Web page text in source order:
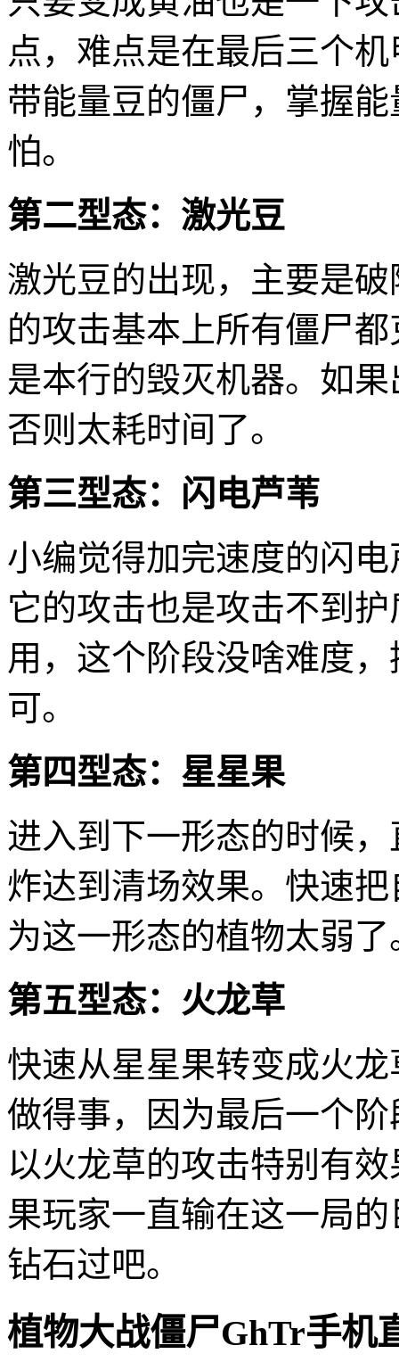
点，难点是在最后三个
带能量豆的僵尸，掌握
怕。
第二型态：激光豆
激光豆的出现，主要是
的攻击基本上所有僵尸
是本行的毁灭机器。如
否则太耗时间了。
第三型态：闪电芦苇
小编觉得加完速度的闪
它的攻击也是攻击不到
用，这个阶段没啥难度
可。
第四型态：星星果
进入到下一形态的时候
炸达到清场效果。快速
为这一形态的植物太弱了
第五型态：火龙草
快速从星星果转变成火
做得事，因为最后一个
以火龙草的攻击特别有
果玩家一直输在这一局
钻石过吧。
植物大战僵尸GhTr手机